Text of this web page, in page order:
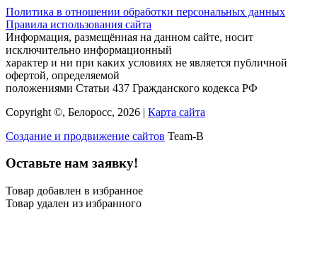
Политика в отношении обработки персональных данных
Правила использования сайта
Информация, размещённая на данном сайте, носит
исключительно информационный
характер и ни при каких условиях не является публичной
офертой, определяемой
положениями Статьи 437 Гражданского кодекса РФ
Copyright ©, Белоросс, 2026 | Карта сайта
Создание и продвижение сайтов Team-B
Оставьте нам заявку!
Товар добавлен в избранное
Товар удален из избранного